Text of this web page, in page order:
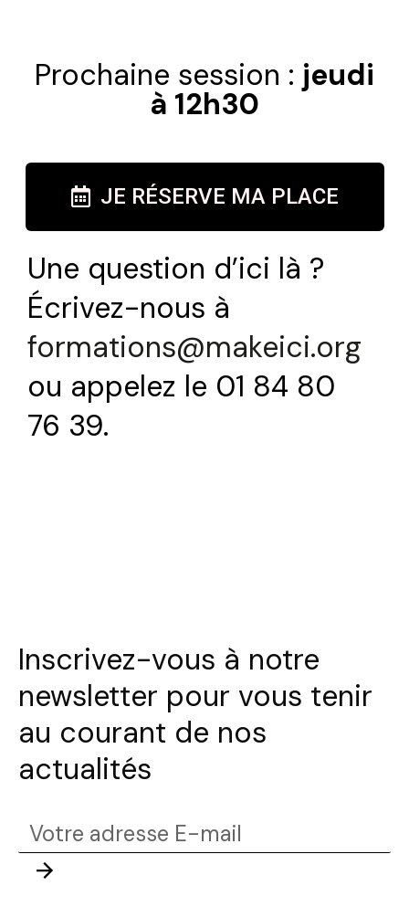
Prochaine session : jeudi
à 12h30
JE RÉSERVE MA PLACE
Une question d’ici là ?
Écrivez-nous à
formations@makeici.org
ou appelez le 01 84 80
76 39.
Inscrivez-vous à notre
newsletter pour vous tenir
au courant de nos
actualités
Votre
adresse
E-
Envoyer
Trouvez votre session
Fermer
Valider